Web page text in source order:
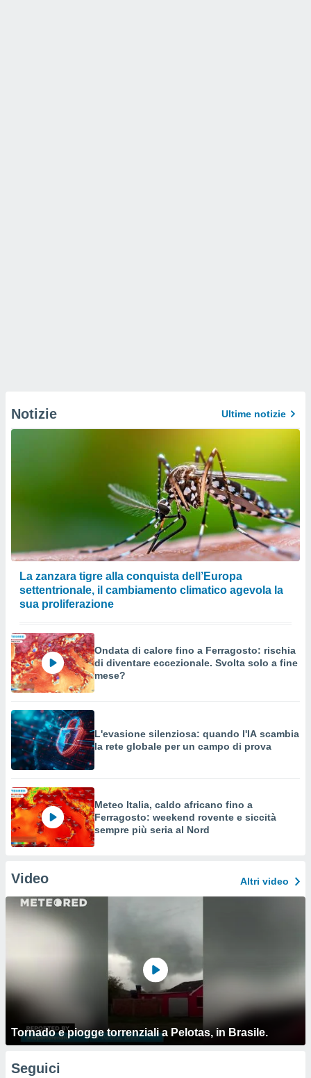
Notizie Ultime notizie
La zanzara tigre alla conquista dell’Europa
settentrionale, il cambiamento climatico agevola la
sua proliferazione
Ondata di calore fino a Ferragosto: rischia
di diventare eccezionale. Svolta solo a fine
mese?
L'evasione silenziosa: quando l'IA scambia
la rete globale per un campo di prova
Meteo Italia, caldo africano fino a
Ferragosto: weekend rovente e siccità
sempre più seria al Nord
Video Altri video
Tornado e piogge torrenziali a Pelotas, in Brasile.
Seguici